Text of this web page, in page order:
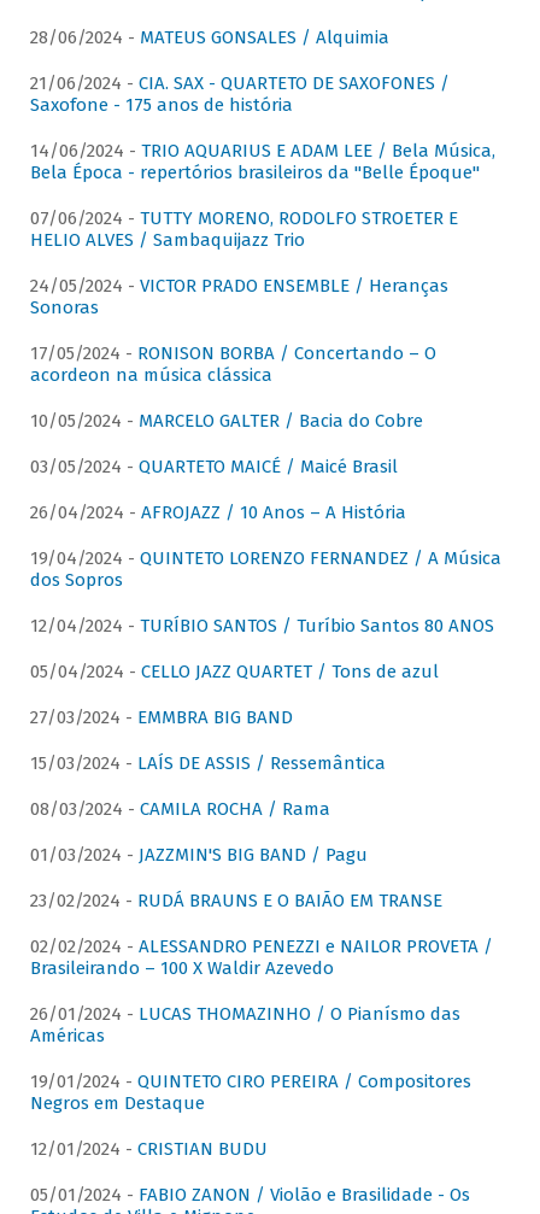
28/06/2024 - MATEUS GONSALES / Alquimia
21/06/2024 - CIA. SAX - QUARTETO DE SAXOFONES /
Saxofone - 175 anos de história
14/06/2024 - TRIO AQUARIUS E ADAM LEE / Bela Música,
Bela Época - repertórios brasileiros da "Belle Époque"
07/06/2024 - TUTTY MORENO, RODOLFO STROETER E
HELIO ALVES / Sambaquijazz Trio
24/05/2024 - VICTOR PRADO ENSEMBLE / Heranças
Sonoras
17/05/2024 - RONISON BORBA / Concertando – O
acordeon na música clássica
10/05/2024 - MARCELO GALTER / Bacia do Cobre
03/05/2024 - QUARTETO MAICÉ / Maicé Brasil
26/04/2024 - AFROJAZZ / 10 Anos – A História
19/04/2024 - QUINTETO LORENZO FERNANDEZ / A Música
dos Sopros
12/04/2024 - TURÍBIO SANTOS / Turíbio Santos 80 ANOS
05/04/2024 - CELLO JAZZ QUARTET / Tons de azul
27/03/2024 - EMMBRA BIG BAND
15/03/2024 - LAÍS DE ASSIS / Ressemântica
08/03/2024 - CAMILA ROCHA / Rama
01/03/2024 - JAZZMIN'S BIG BAND / Pagu
23/02/2024 - RUDÁ BRAUNS E O BAIÃO EM TRANSE
02/02/2024 - ALESSANDRO PENEZZI e NAILOR PROVETA /
Brasileirando – 100 X Waldir Azevedo
26/01/2024 - LUCAS THOMAZINHO / O Pianísmo das
Américas
19/01/2024 - QUINTETO CIRO PEREIRA / Compositores
Negros em Destaque
12/01/2024 - CRISTIAN BUDU
05/01/2024 - FABIO ZANON / Violão e Brasilidade - Os